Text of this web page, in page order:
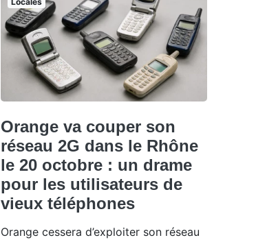
Orange va couper son
réseau 2G dans le Rhône
le 20 octobre : un drame
pour les utilisateurs de
vieux téléphones
Orange cessera d’exploiter son réseau